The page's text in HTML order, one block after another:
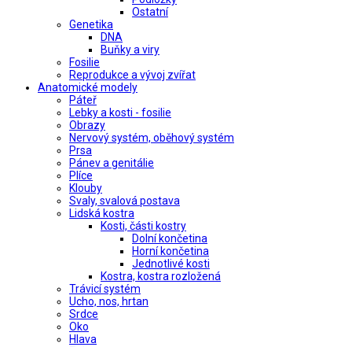
Ostatní
Genetika
DNA
Buňky a viry
Fosilie
Reprodukce a vývoj zvířat
Anatomické modely
Páteř
Lebky a kosti - fosilie
Obrazy
Nervový systém, oběhový systém
Prsa
Pánev a genitálie
Plíce
Klouby
Svaly, svalová postava
Lidská kostra
Kosti, části kostry
Dolní končetina
Horní končetina
Jednotlivé kosti
Kostra, kostra rozložená
Trávicí systém
Ucho, nos, hrtan
Srdce
Oko
Hlava